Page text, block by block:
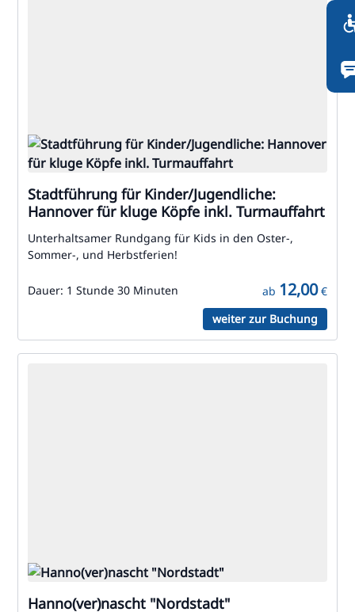
Stadtführung für Kinder/Jugendliche:
Hannover für kluge Köpfe inkl. Turmauffahrt
Unterhaltsamer Rundgang für Kids in den Oster-,
Sommer-, und Herbstferien!
Dauer: 1 Stunde 30 Minuten ab 12,00€
weiter zur Buchung
Hanno(ver)nascht "Nordstadt"